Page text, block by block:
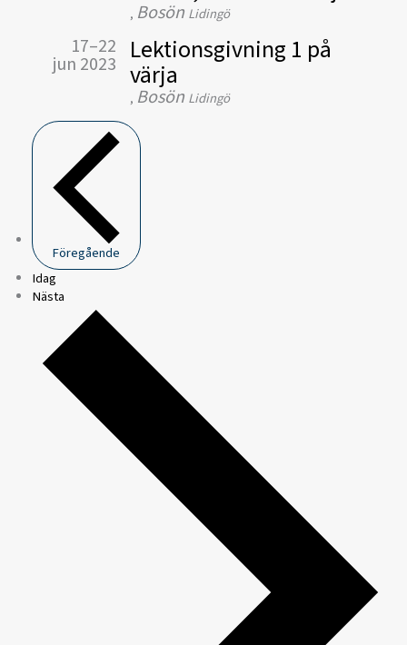
, Bosön Lidingö
17–22
jun 2023 Lektionsgivning 1 på
värja
, Bosön Lidingö
Föregående
Idag
Nästa